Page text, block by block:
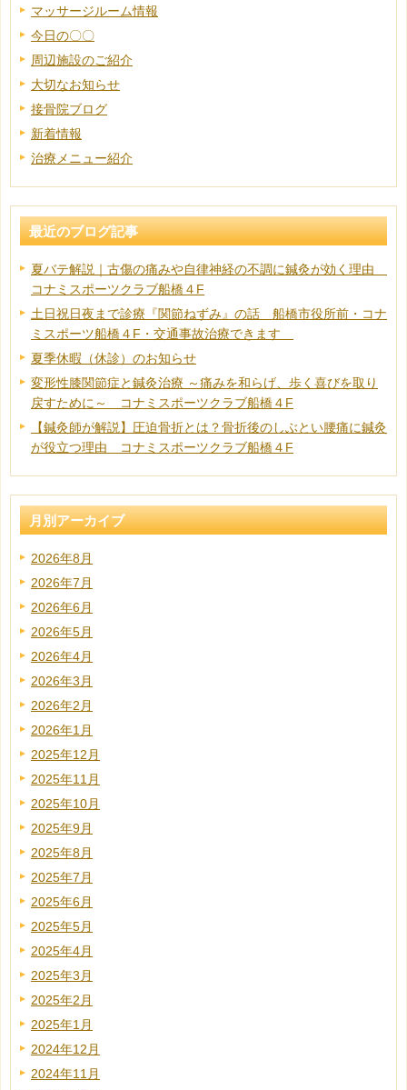
マッサージルーム情報
今日の〇〇
周辺施設のご紹介
大切なお知らせ
接骨院ブログ
新着情報
治療メニュー紹介
最近のブログ記事
夏バテ解説｜古傷の痛みや自律神経の不調に鍼灸が効く理由
コナミスポーツクラブ船橋４F
土日祝日夜まで診療『関節ねずみ』の話 船橋市役所前・コナ
ミスポーツ船橋４F・交通事故治療できます
夏季休暇（休診）のお知らせ
変形性膝関節症と鍼灸治療 ～痛みを和らげ、歩く喜びを取り
戻すために～ コナミスポーツクラブ船橋４F
【鍼灸師が解説】圧迫骨折とは？骨折後のしぶとい腰痛に鍼灸
が役立つ理由 コナミスポーツクラブ船橋４F
月別アーカイブ
2026年8月
2026年7月
2026年6月
2026年5月
2026年4月
2026年3月
2026年2月
2026年1月
2025年12月
2025年11月
2025年10月
2025年9月
2025年8月
2025年7月
2025年6月
2025年5月
2025年4月
2025年3月
2025年2月
2025年1月
2024年12月
2024年11月